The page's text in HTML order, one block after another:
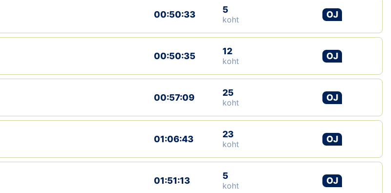
00:50:33 5
koht
OJ
00:50:35 12
koht
OJ
00:57:09 25
koht
OJ
01:06:43 23
koht
OJ
01:51:13 5
koht
OJ